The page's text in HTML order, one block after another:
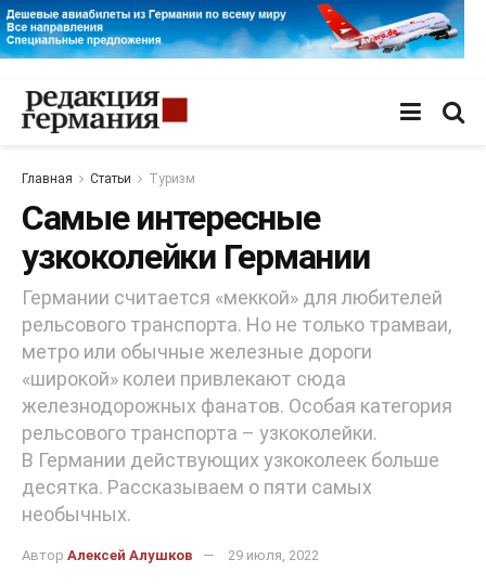
Главная Статьи Туризм
Самые интересные
узкоколейки Германии
Германии считается «меккой» для любителей
рельсового транспорта. Но не только трамваи,
метро или обычные железные дороги
«широкой» колеи привлекают сюда
железнодорожных фанатов. Особая категория
рельсового транспорта – узкоколейки.
В Германии действующих узкоколеек больше
десятка. Рассказываем о пяти самых
необычных.
Автор Алексей Алушков 29 июля, 2022